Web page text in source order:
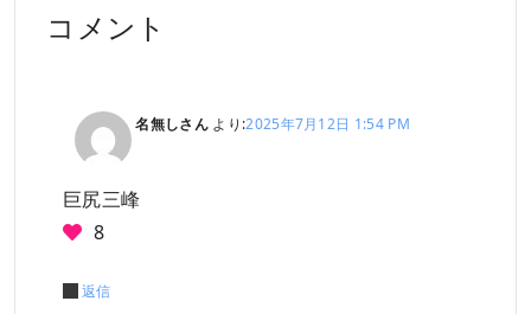
コメント
名無しさん より:2025年7月12日 1:54 PM
巨尻三峰
8
返信